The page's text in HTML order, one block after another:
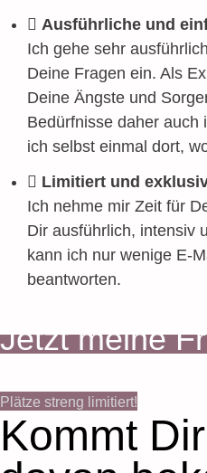
Ausführliche und
Ich gehe sehr
Deine Fragen ein. Als
Deine Ängste und
Bedürfnisse daher auch
ich selbst einmal dort,
Limitiert und
Ich nehme mir Zeit für
Dir ausführlich, intensiv
kann ich nur wenige E-
beantworten.
Jetzt meine
Plätze streng limitiert!
Kommt